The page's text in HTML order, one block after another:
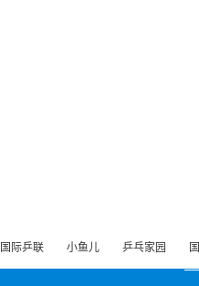
国际乒联 小鱼儿 乒乓家园